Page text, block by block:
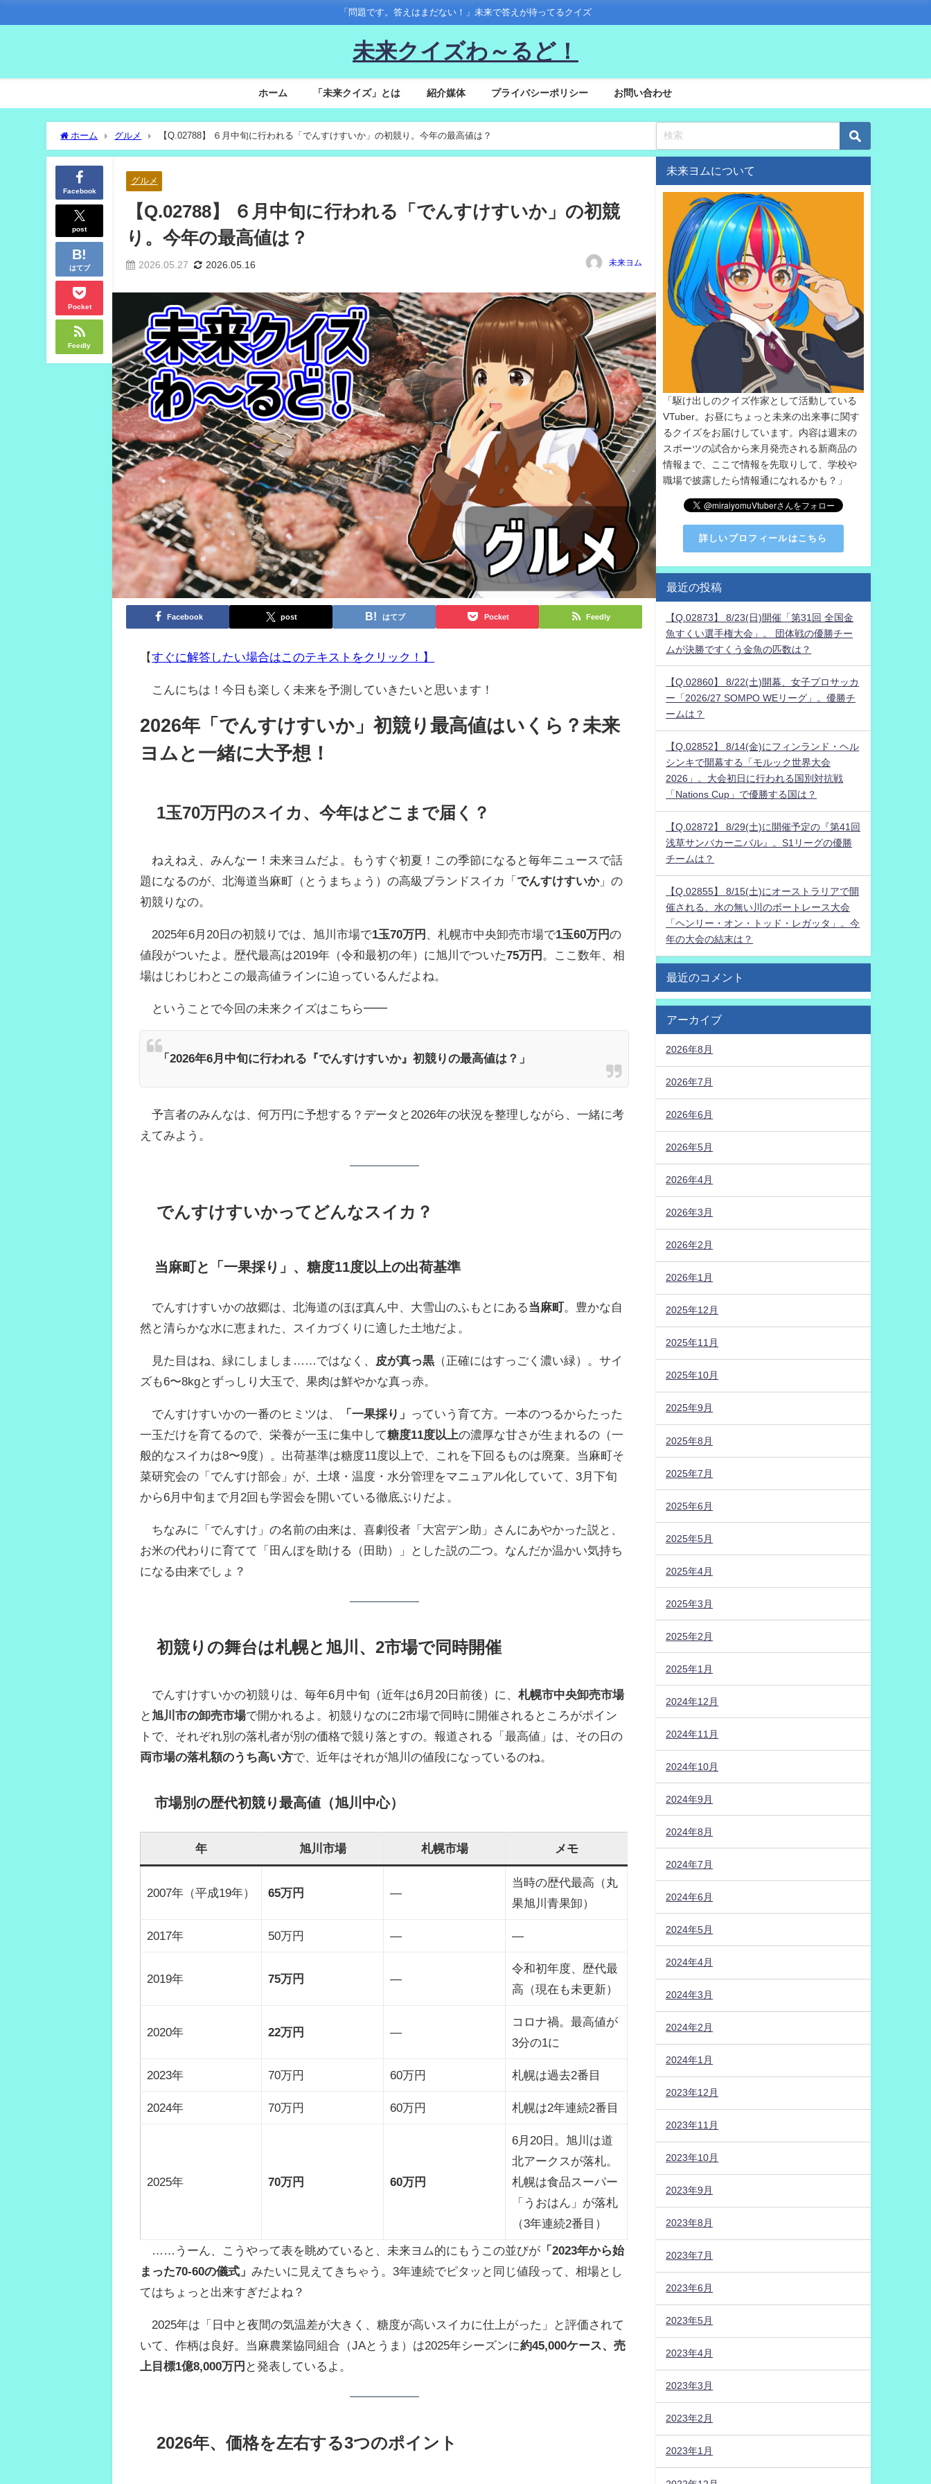
「問題です。答えはまだない！」未来で答えが待ってるクイズ
未来クイズわ～るど！
ホーム 「未来クイズ」とは 紹介媒体 プライバシーポリシー お問い合わせ
ホーム グルメ 【Q.02788】 ６月中旬に行われる「でんすけすいか」の初競り。今年の最高値は？
Facebook
post
はてブ
Pocket
Feedly
グルメ
【Q.02788】 ６月中旬に行われる「でんすけすいか」の初競
り。今年の最高値は？
2026.05.27 2026.05.16 未来ヨム
Facebook post はてブ Pocket Feedly
【すぐに解答したい場合はこのテキストをクリック！】
こんにちは！今日も楽しく未来を予測していきたいと思います！
2026年「でんすけすいか」初競り最高値はいくら？未来
ヨムと一緒に大予想！
1玉70万円のスイカ、今年はどこまで届く？
ねえねえ、みんなー！未来ヨムだよ。もうすぐ初夏！この季節になると毎年ニュースで話
題になるのが、北海道当麻町（とうまちょう）の高級ブランドスイカ「でんすけすいか」の
初競りなの。
2025年6月20日の初競りでは、旭川市場で1玉70万円 、札幌市中央卸売市場で1玉60万円の
値段がついたよ。歴代最高は2019年（令和最初の年）に旭川でついた75万円
。ここ数年、相
場はじわじわとこの最高値ラインに迫っているんだよね。
ということで今回の未来クイズはこちら━━
「2026年6月中旬に行われる『でんすけすいか』初競りの最高値は？」
予言者のみんなは、何万円に予想する？データと2026年の状況を整理しながら、一緒に考
えてみよう。
でんすけすいかってどんなスイカ？
当麻町と「一果採り」、糖度11度以上の出荷基準
でんすけすいかの故郷は、北海道のほぼ真ん中、大雪山のふもとにある当麻町。豊かな自
然と清らかな水に恵まれた、スイカづくりに適した土地だよ。
見た目はね、緑にしましま……ではなく、 皮が真っ黒 （正確にはすっごく濃い緑）。サイ
ズも6〜8kgとずっしり大玉で、果肉は鮮やかな真っ赤。
でんすけすいかの一番のヒミツは、 「一果採り」
っていう育て方。一本のつるからたった
一玉だけを育てるので、栄養が一玉に集中して糖度11度以上の濃厚な甘さが生まれるの（一
般的なスイカは8〜9度）。出荷基準は糖度11度以上で、これを下回るものは廃棄。当麻町そ
菜研究会の「でんすけ部会」が、土壌・温度・水分管理をマニュアル化していて、3月下旬
から6月中旬まで月2回も学習会を開いている徹底ぶりだよ。
ちなみに「でんすけ」の名前の由来は、喜劇役者「大宮デン助」さんにあやかった説と、
お米の代わりに育てて「田んぼを助ける（田助）」とした説の二つ。なんだか温かい気持ち
になる由来でしょ？
初競りの舞台は札幌と旭川、2市場で同時開催
でんすけすいかの初競りは、毎年6月中旬（近年は6月20日前後）に、札幌市中央卸売市場
と 旭川市の卸売市場で開かれるよ。初競りなのに2市場で同時に開催されるところがポイン
トで、それぞれ別の落札者が別の価格で競り落とすの。報道される「最高値」は、その日の
両市場の落札額のうち高い方で、近年はそれが旭川の値段になっているのね。
市場別の歴代初競り最高値（旭川中心）
年 旭川市場 札幌市場 メモ
2007年（平成19年） 65万円 —
当時の歴代最高（丸
果旭川青果卸）
2017年 50万円 — —
2019年 75万円 —
令和初年度、歴代最
高（現在も未更新）
2020年 22万円 —
コロナ禍。最高値が
3分の1に
2023年 70万円 60万円 札幌は過去2番目
2024年 70万円 60万円 札幌は2年連続2番目
2025年 70万円 60万円
6月20日。旭川は道
北アークスが落札。
札幌は食品スーパー
「うおはん」が落札
（3年連続2番目）
……うーん、こうやって表を眺めていると、未来ヨム的にもうこの並びが 「2023年から始
まった70-60の儀式」 みたいに見えてきちゃう。3年連続でピタッと同じ値段って、相場とし
てはちょっと出来すぎだよね？
2025年は「日中と夜間の気温差が大きく、糖度が高いスイカに仕上がった」と評価されて
いて、作柄は良好。当麻農業協同組合（JAとうま）は2025年シーズンに約45,000ケース、売
上目標1億8,000万円 と発表しているよ。
2026年、価格を左右する3つのポイント
未来ヨムについて
「駆け出しのクイズ作家として活動している
VTuber。お昼にちょっと未来の出来事に関す
るクイズをお届けしています。内容は週末の
スポーツの試合から来月発売される新商品の
情報まで、ここで情報を先取りして、学校や
職場で披露したら情報通になれるかも？」
詳しいプロフィールはこちら
最近の投稿
【Q.02873】 8/23(日)開催「第31回 全国金
魚すくい選手権大会」。 団体戦の優勝チー
ムが決勝ですくう金魚の匹数は？
【Q.02860】 8/22(土)開幕、女子プロサッカ
ー「2026/27 SOMPO WEリーグ」。優勝チ
ームは？
【Q.02852】 8/14(金)にフィンランド・ヘル
シンキで開幕する「モルック世界大会
2026」。大会初日に行われる国別対抗戦
「Nations Cup」で優勝する国は？
【Q.02872】 8/29(土)に開催予定の『第41回
浅草サンバカーニバル』。S1リーグの優勝
チームは？
【Q.02855】 8/15(土)にオーストラリアで開
催される、水の無い川のボートレース大会
「ヘンリー・オン・トッド・レガッタ」。今
年の大会の結末は？
最近のコメント
アーカイブ
2026年8月
2026年7月
2026年6月
2026年5月
2026年4月
2026年3月
2026年2月
2026年1月
2025年12月
2025年11月
2025年10月
2025年9月
2025年8月
2025年7月
2025年6月
2025年5月
2025年4月
2025年3月
2025年2月
2025年1月
2024年12月
2024年11月
2024年10月
2024年9月
2024年8月
2024年7月
2024年6月
2024年5月
2024年4月
2024年3月
2024年2月
2024年1月
2023年12月
2023年11月
2023年10月
2023年9月
2023年8月
2023年7月
2023年6月
2023年5月
2023年4月
2023年3月
2023年2月
2023年1月